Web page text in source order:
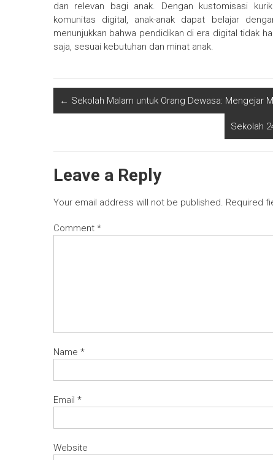
dan relevan bagi anak. Dengan kustomisasi
komunitas digital, anak-anak dapat belajar
menunjukkan bahwa pendidikan di era digital tidak
saja, sesuai kebutuhan dan minat anak.
← Sekolah Malam untuk Orang Dewasa: Mengejar
Sekolah
Leave a Reply
Your email address will not be published. Required
Comment *
Name *
Email *
Website